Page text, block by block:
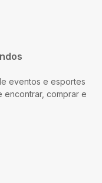
eventos e esportes
encontrar, comprar e